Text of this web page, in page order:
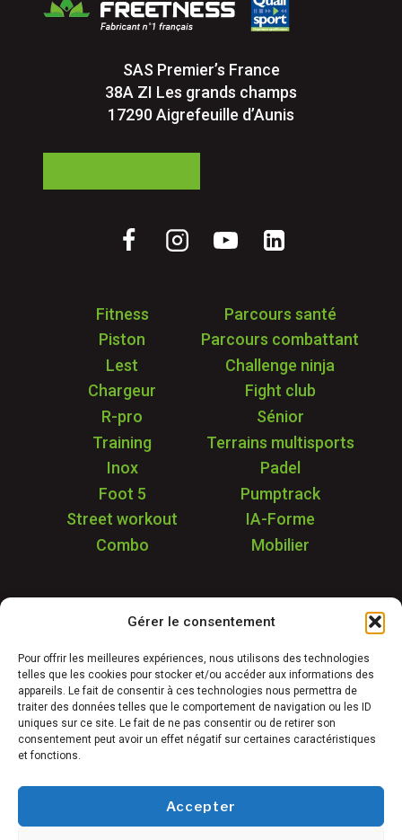
Gérer le consentement
Pour offrir les meilleures expériences, nous utilisons des technologies
telles que les cookies pour stocker et/ou accéder aux informations des
appareils. Le fait de consentir à ces technologies nous permettra de
traiter des données telles que le comportement de navigation ou les ID
uniques sur ce site. Le fait de ne pas consentir ou de retirer son
consentement peut avoir un effet négatif sur certaines caractéristiques
et fonctions.
Accepter
SAS Premier’s France
38A ZI Les grands champs
17290 Aigrefeuille d’Aunis
Fitness
Parcours santé
Piston
Parcours combattant
Lest
Challenge ninja
Chargeur
Fight club
R-pro
Sénior
Training
Terrains multisports
Inox
Padel
Foot 5
Pumptrack
Street workout
IA-Forme
Combo
Mobilier
Garantie & SAV
Déstockage
Réalisations
FAQ
Blog
Contact